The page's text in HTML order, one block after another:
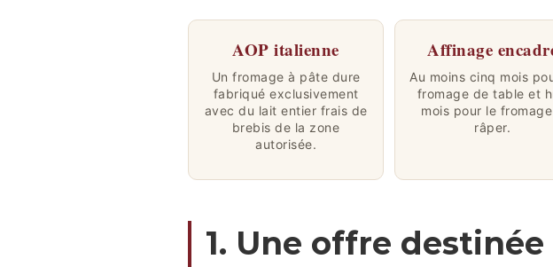
AOP italienne
Un fromage à pâte dure
fabriqué exclusivement
avec du lait entier frais de
brebis de la zone
autorisée.
Affinage
Au moins cinq mois
fromage de table et
mois pour le
râper.
1. Une offre